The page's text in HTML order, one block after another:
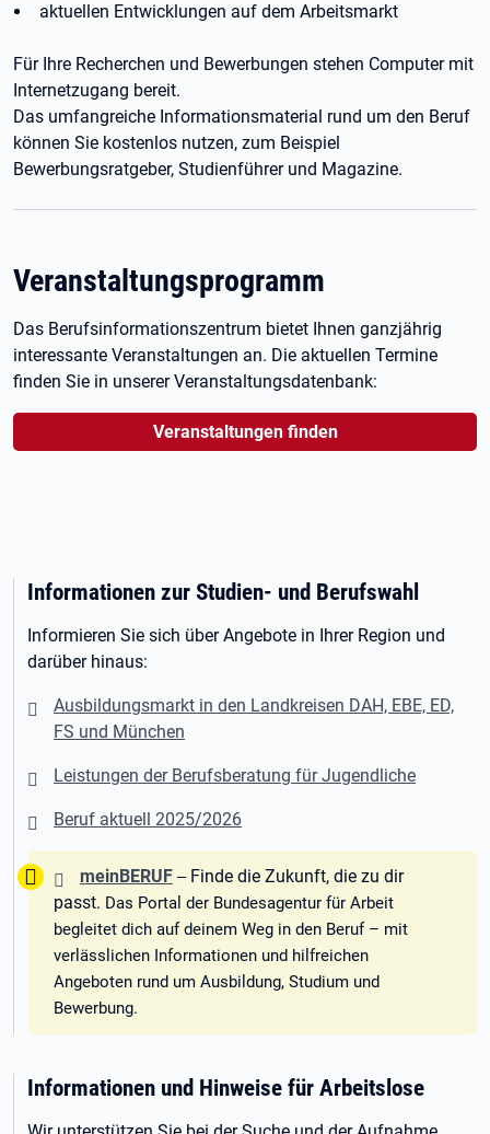
aktuellen Entwicklungen auf dem Arbeitsmarkt
Für Ihre Recherchen und Bewerbungen stehen Computer mit
Internetzugang bereit.
Das umfangreiche Informationsmaterial rund um den Beruf
können Sie kostenlos nutzen, zum Beispiel
Bewerbungsratgeber, Studienführer und Magazine.
Veranstaltungsprogramm
Das Berufsinformationszentrum bietet Ihnen ganzjährig
interessante Veranstaltungen an. Die aktuellen Termine
finden Sie in unserer Veranstaltungsdatenbank:
Veranstaltungen finden
Informationen zur Studien- und Berufswahl
Informieren Sie sich über Angebote in Ihrer Region und
darüber hinaus:
Ausbildungsmarkt in den Landkreisen DAH, EBE, ED,
FS und München
Leistungen der Berufsberatung für Jugendliche
Beruf aktuell 2025/2026
Tipp:meinBERUF –Finde die Zukunft, die zu dir
passt. Das Portal der Bundesagentur für Arbeit
begleitet dich auf deinem Weg in den Beruf – mit
verlässlichen Informationen und hilfreichen
Angeboten rund um Ausbildung, Studium und
Bewerbung.
Informationen und Hinweise für Arbeitslose